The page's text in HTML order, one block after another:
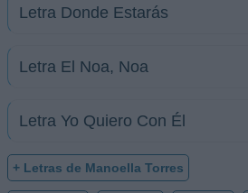
Letra Donde Estarás
Letra El Noa, Noa
Letra Yo Quiero Con Él
+ Letras de Manoella Torres